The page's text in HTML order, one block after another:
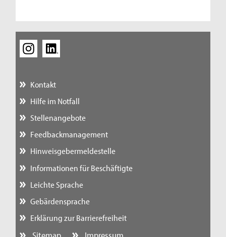
Kontakt
Hilfe im Notfall
Stellenangebote
Feedbackmanagement
Hinweisgebermeldestelle
Informationen für Beschäftigte
Leichte Sprache
Gebärdensprache
Erklärung zur Barrierefreiheit